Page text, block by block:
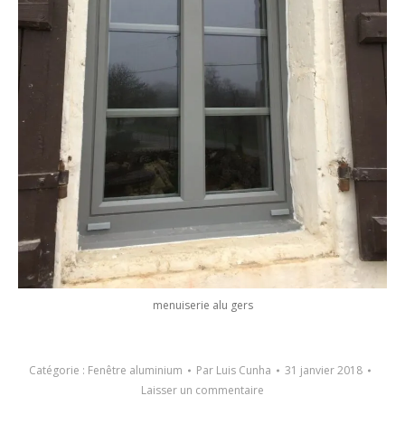
menuiserie alu gers
Catégorie : Fenêtre aluminium Par Luis Cunha
31 janvier 2018
Laisser un commentaire